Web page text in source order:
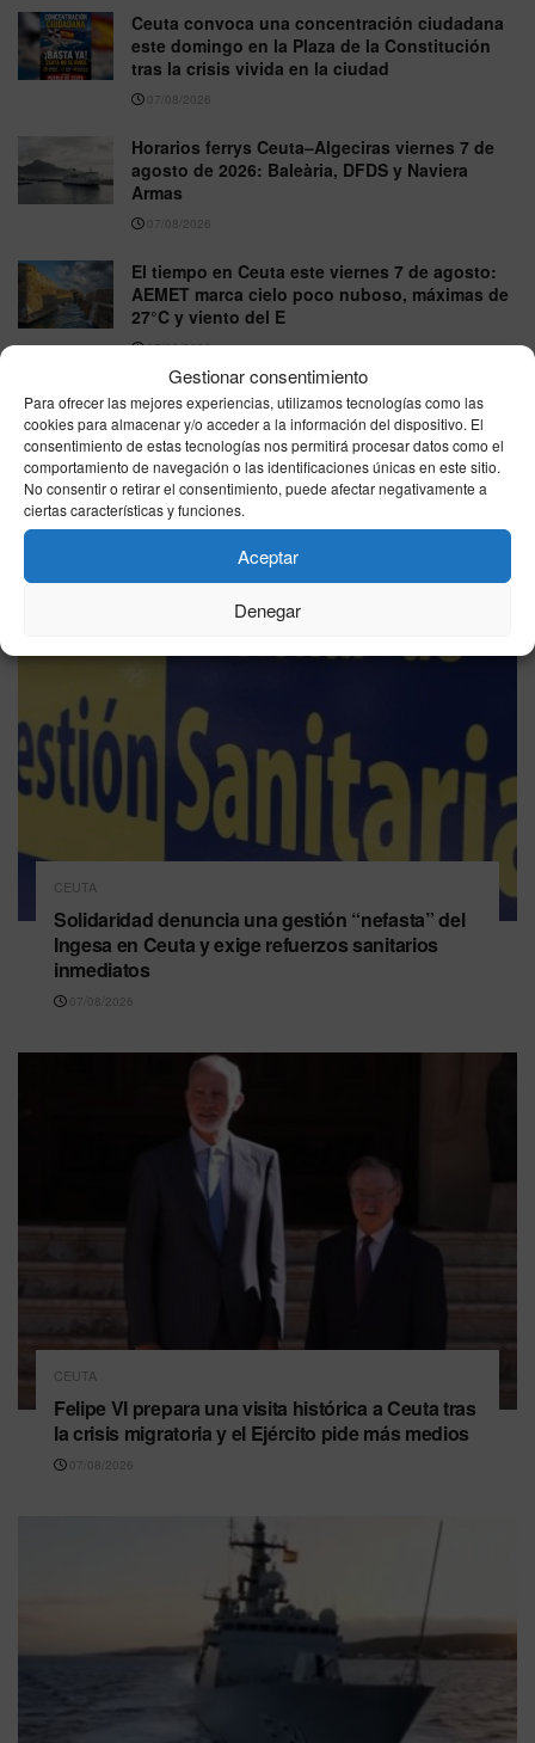
Gestionar consentimiento
Para ofrecer las mejores experiencias, utilizamos tecnologías como las
cookies para almacenar y/o acceder a la información del dispositivo. El
consentimiento de estas tecnologías nos permitirá procesar datos como el
comportamiento de navegación o las identificaciones únicas en este sitio.
No consentir o retirar el consentimiento, puede afectar negativamente a
ciertas características y funciones.
Aceptar
Denegar
Ceuta convoca una concentración ciudadana
este domingo en la Plaza de la Constitución
tras la crisis vivida en la ciudad
07/08/2026
Horarios ferrys Ceuta–Algeciras viernes 7 de
agosto de 2026: Baleària, DFDS y Naviera
Armas
07/08/2026
El tiempo en Ceuta este viernes 7 de agosto:
AEMET marca cielo poco nuboso, máximas de
27°C y viento del E
07/08/2026
VER MÁS
Última hora
CEUTA
Solidaridad denuncia una gestión “nefasta” del
Ingesa en Ceuta y exige refuerzos sanitarios
inmediatos
07/08/2026
CEUTA
Felipe VI prepara una visita histórica a Ceuta tras
la crisis migratoria y el Ejército pide más medios
07/08/2026